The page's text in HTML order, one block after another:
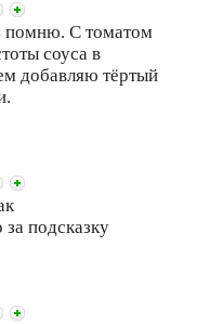
помню. С томатом
соуса в
добавляю тёртый
подсказку